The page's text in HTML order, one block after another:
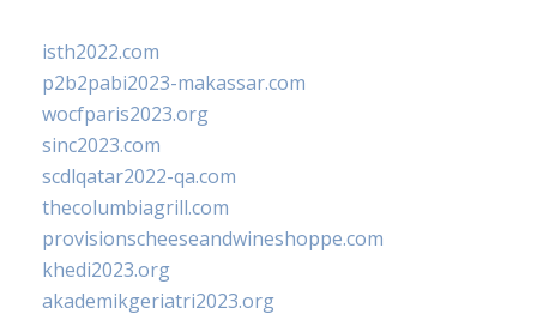
isth2022.com
p2b2pabi2023-makassar.com
wocfparis2023.org
sinc2023.com
scdlqatar2022-qa.com
thecolumbiagrill.com
provisionscheeseandwineshoppe.com
khedi2023.org
akademikgeriatri2023.org